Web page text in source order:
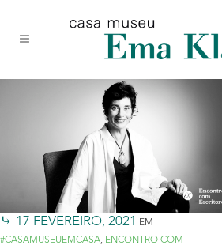
conteúdo
navegação
site
17 FEVEREIRO, 2021
EM
#CASAMUSEUEMCASA, ENCONTRO COM